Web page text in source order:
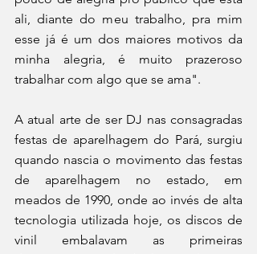
ali, diante do meu trabalho, pra mim
esse já é um dos maiores motivos da
minha alegria, é muito prazeroso
trabalhar com algo que se ama".
A atual arte de ser DJ nas consagradas
festas de aparelhagem do Pará, surgiu
quando nascia o movimento das festas
de aparelhagem no estado, em
meados de 1990, onde ao invés de alta
tecnologia utilizada hoje, os discos de
vinil embalavam as primeiras